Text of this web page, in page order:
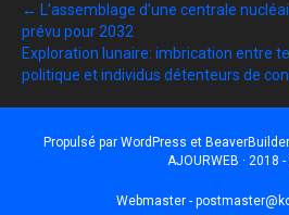
← L’assemblage d’une centrale
prévu pour 2032
Exploration lunaire: imbrication entre
politique et individus détenteurs de
Propulsé par WordPress et BeaverBuilder
AJOURWEB · 2018
Webmaster -